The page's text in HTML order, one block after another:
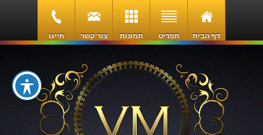
דף הבית תפריט תמונות צור קשר חייגו